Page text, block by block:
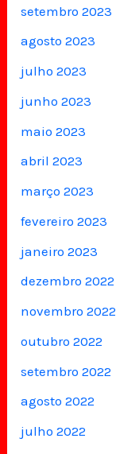
setembro 2023
agosto 2023
julho 2023
junho 2023
maio 2023
abril 2023
março 2023
fevereiro 2023
janeiro 2023
dezembro 2022
novembro 2022
outubro 2022
setembro 2022
agosto 2022
julho 2022